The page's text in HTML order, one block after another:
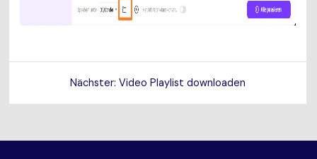
Nächster: Video Playlist downloaden